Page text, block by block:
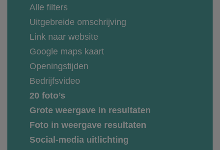
Alle filters
Uitgebreide omschrijving
Link naar website
Google maps kaart
Openingstijden
Bedrijfsvideo
20 foto’s
Grote weergave in resultaten
Foto in weergave resultaten
Social-media uitlichting